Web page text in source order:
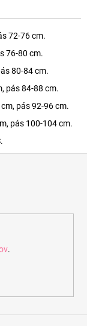
72-76 cm.
76-80 cm.
80-84 cm.
pás 84-88 cm.
pás 92-96 cm.
pás 100-104 cm.
.